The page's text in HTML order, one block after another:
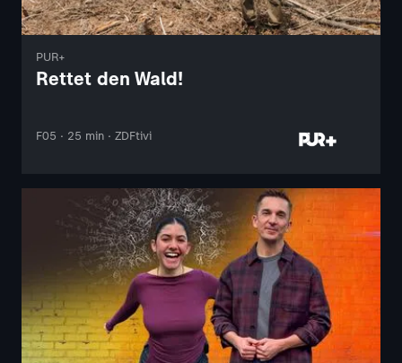
PUR+
Rettet den Wald!
F05 · 25 min · ZDFtivi